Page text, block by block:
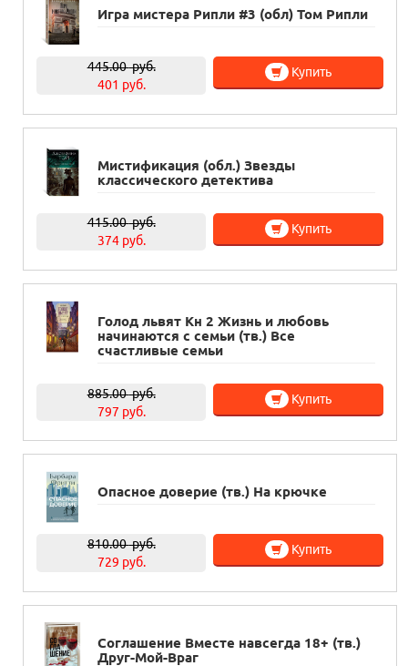
Игра мистера Рипли #3 (обл) Том Рипли
445.00руб.
401 руб.
Купить
Мистификация (обл.) Звезды
классического детектива
415.00руб.
374 руб.
Купить
Голод львят Кн 2 Жизнь и любовь
начинаются с семьи (тв.) Все
счастливые семьи
885.00руб.
797 руб.
Купить
Опасное доверие (тв.) На крючке
810.00руб.
729 руб.
Купить
Соглашение Вместе навсегда 18+ (тв.)
Друг-Мой-Враг